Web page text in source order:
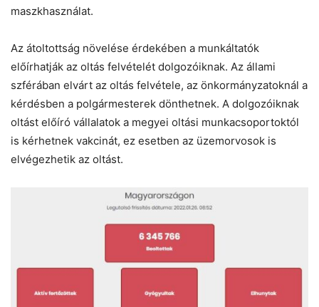
maszkhasználat.
Az átoltottság növelése érdekében a munkáltatók
előírhatják az oltás felvételét dolgozóiknak. Az állami
szférában elvárt az oltás felvétele, az önkormányzatoknál a
kérdésben a polgármesterek dönthetnek. A dolgozóiknak
oltást előíró vállalatok a megyei oltási munkacsoportoktól
is kérhetnek vakcinát, ez esetben az üzemorvosok is
elvégezhetik az oltást.